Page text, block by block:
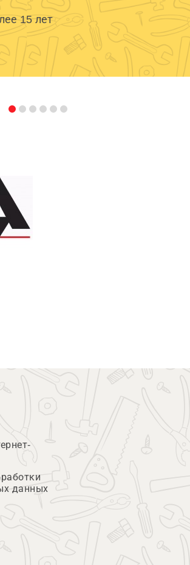
15 лет
данных